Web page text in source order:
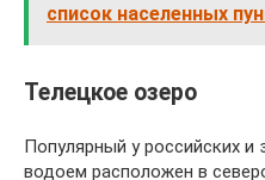
список населенных
Телецкое озеро
Популярный у российских и
водоем расположен в